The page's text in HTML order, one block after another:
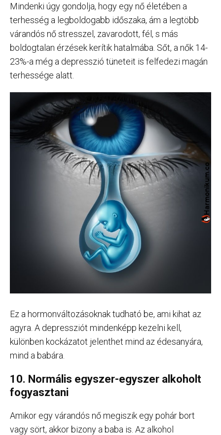
Mindenki úgy gondolja, hogy egy nő életében a
terhesség a legboldogabb időszaka, ám a legtöbb
várandós nő stresszel, zavarodott, fél, s más
boldogtalan érzések kerítik hatalmába. Sőt, a nők 14-
23%-a még a depresszió tüneteit is felfedezi magán
terhessége alatt.
Ez a hormonváltozásoknak tudható be, ami kihat az
agyra. A depressziót mindenképp kezelni kell,
különben kockázatot jelenthet mind az édesanyára,
mind a babára.
10. Normális egyszer-egyszer alkoholt
fogyasztani
Amikor egy várandós nő megiszik egy pohár bort
vagy sört, akkor bizony a baba is. Az alkohol